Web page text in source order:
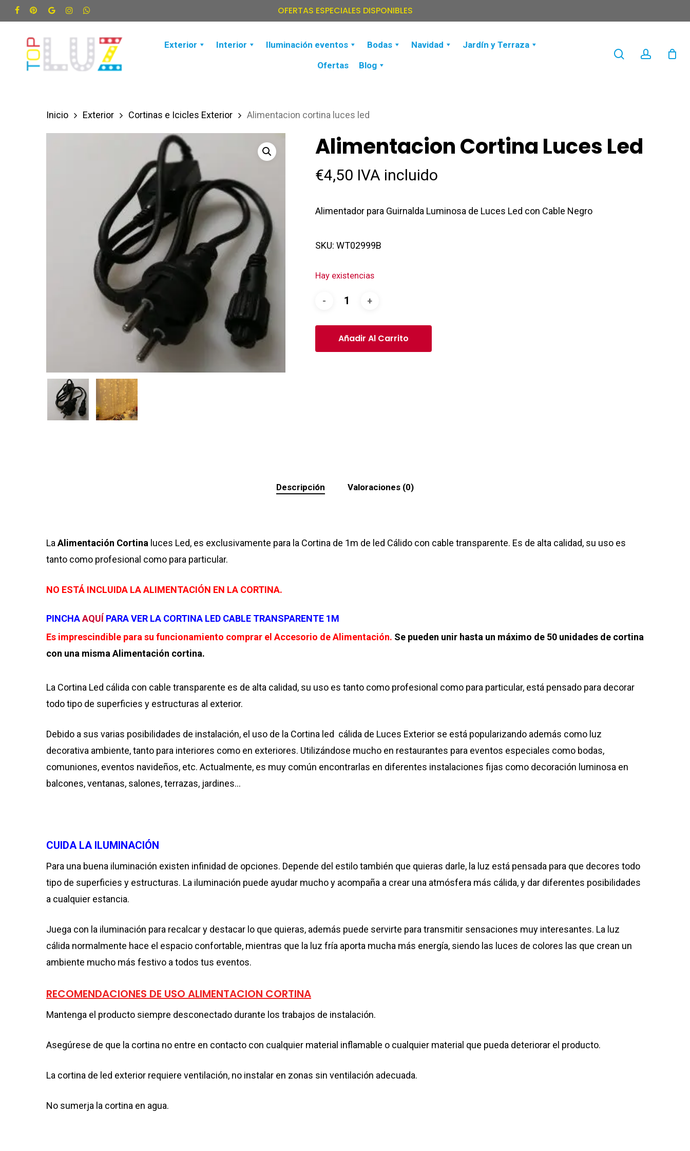
Skip
to
content
facebookpinterestgoogle-instagramwhatsapp OFERTAS ESPECIALES DISPONIBLES
Exterior Interior Iluminación eventos Bodas Navidad
Jardín y Terraza
Ofertas
Blog
searchaccount
Inicio Exterior Cortinas e Icicles Exterior Alimentacion cortina luces led
Alimentacion Cortina Luces Led
€4,50 IVA incluido
Alimentador para Guirnalda Luminosa de Luces Led con Cable Negro
SKU: WT02999B
Hay existencias
Añadir Al Carrito
Descripción Valoraciones (0)
La Alimentación Cortina luces Led, es exclusivamente para la Cortina de 1m de led Cálido con cable transparente. Es de alta calidad, su uso es
tanto como profesional como para particular.
NO ESTÁ INCLUIDA LA ALIMENTACIÓN EN LA CORTINA.
PINCHAAQUÍ PARA VER LA CORTINA LED CABLE TRANSPARENTE 1M
Es imprescindible para su funcionamiento comprar el Accesorio de Alimentación. Se pueden unir hasta un máximo de 50 unidades de cortina
con una misma Alimentación cortina.
La Cortina Led cálida con cable transparente es de alta calidad, su uso es tanto como profesional como para particular, está pensado para decorar
todo tipo de superficies y estructuras al exterior.
Debido a sus varias posibilidades de instalación, el uso de la Cortina led cálida de Luces Exterior se está popularizando además como luz
decorativa ambiente, tanto para interiores como en exteriores. Utilizándose mucho en restaurantes para eventos especiales como bodas,
comuniones, eventos navideños, etc. Actualmente, es muy común encontrarlas en diferentes instalaciones fijas como decoración luminosa en
balcones, ventanas, salones, terrazas, jardines…
CUIDA LA ILUMINACIÓN
Para una buena iluminación existen infinidad de opciones. Depende del estilo también que quieras darle, la luz está pensada para que decores todo
tipo de superficies y estructuras. La iluminación puede ayudar mucho y acompaña a crear una atmósfera más cálida, y dar diferentes posibilidades
a cualquier estancia.
Juega con la iluminación para recalcar y destacar lo que quieras, además puede servirte para transmitir sensaciones muy interesantes. La luz
cálida normalmente hace el espacio confortable, mientras que la luz fría aporta mucha más energía, siendo las luces de colores las que crean un
ambiente mucho más festivo a todos tus eventos.
RECOMENDACIONES DE USO ALIMENTACION CORTINA
Mantenga el producto siempre desconectado durante los trabajos de instalación.
Asegúrese de que la cortina no entre en contacto con cualquier material inflamable o cualquier material que pueda deteriorar el producto.
La cortina de led exterior requiere ventilación, no instalar en zonas sin ventilación adecuada.
No sumerja la cortina en agua.